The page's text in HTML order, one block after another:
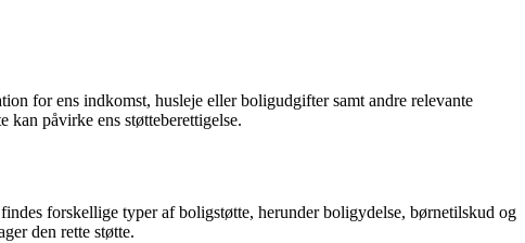
for ens indkomst, husleje eller boligudgifter samt andre relevante
påvirke ens støtteberettigelse.
forskellige typer af boligstøtte, herunder boligydelse, børnetilskud og
den rette støtte.